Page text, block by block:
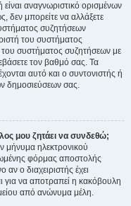
αναγνωριστικό ορισμένων
δεν μπορείτε να αλλάξετε
συζητήσεων
του συστήματος
συστήματος συζητήσεων με
τον βαθμό σας. Τα
αυτό και ο συντονιστής ή
δημοσιεύσεων σας.
μου ζητάει να συνδεθώ;
μήνυμα ηλεκτρονικού
φόρμας αποστολής
ο διαχειριστής έχει
για να αποτραπεί η κακόβουλη
από ανώνυμα μέλη.